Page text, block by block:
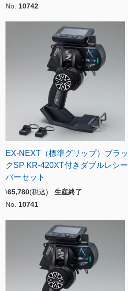
No. 10742
EX-NEXT（標準グリップ）ブラッ
クSP KR-420XT付きダブルレシー
バーセット
\65,780(税込) 生産終了
No. 10741